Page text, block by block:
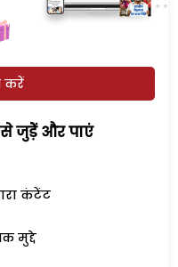
करें
से जुड़ेें और पाएं
कंटेंट
मुद्दे